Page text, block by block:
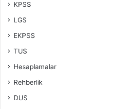
KPSS
LGS
EKPSS
TUS
Hesaplamalar
Rehberlik
DUS